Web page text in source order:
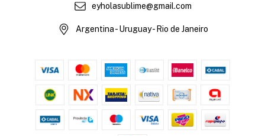
eyholasublime@gmail.com
Argentina - Uruguay - Rio de Janeiro